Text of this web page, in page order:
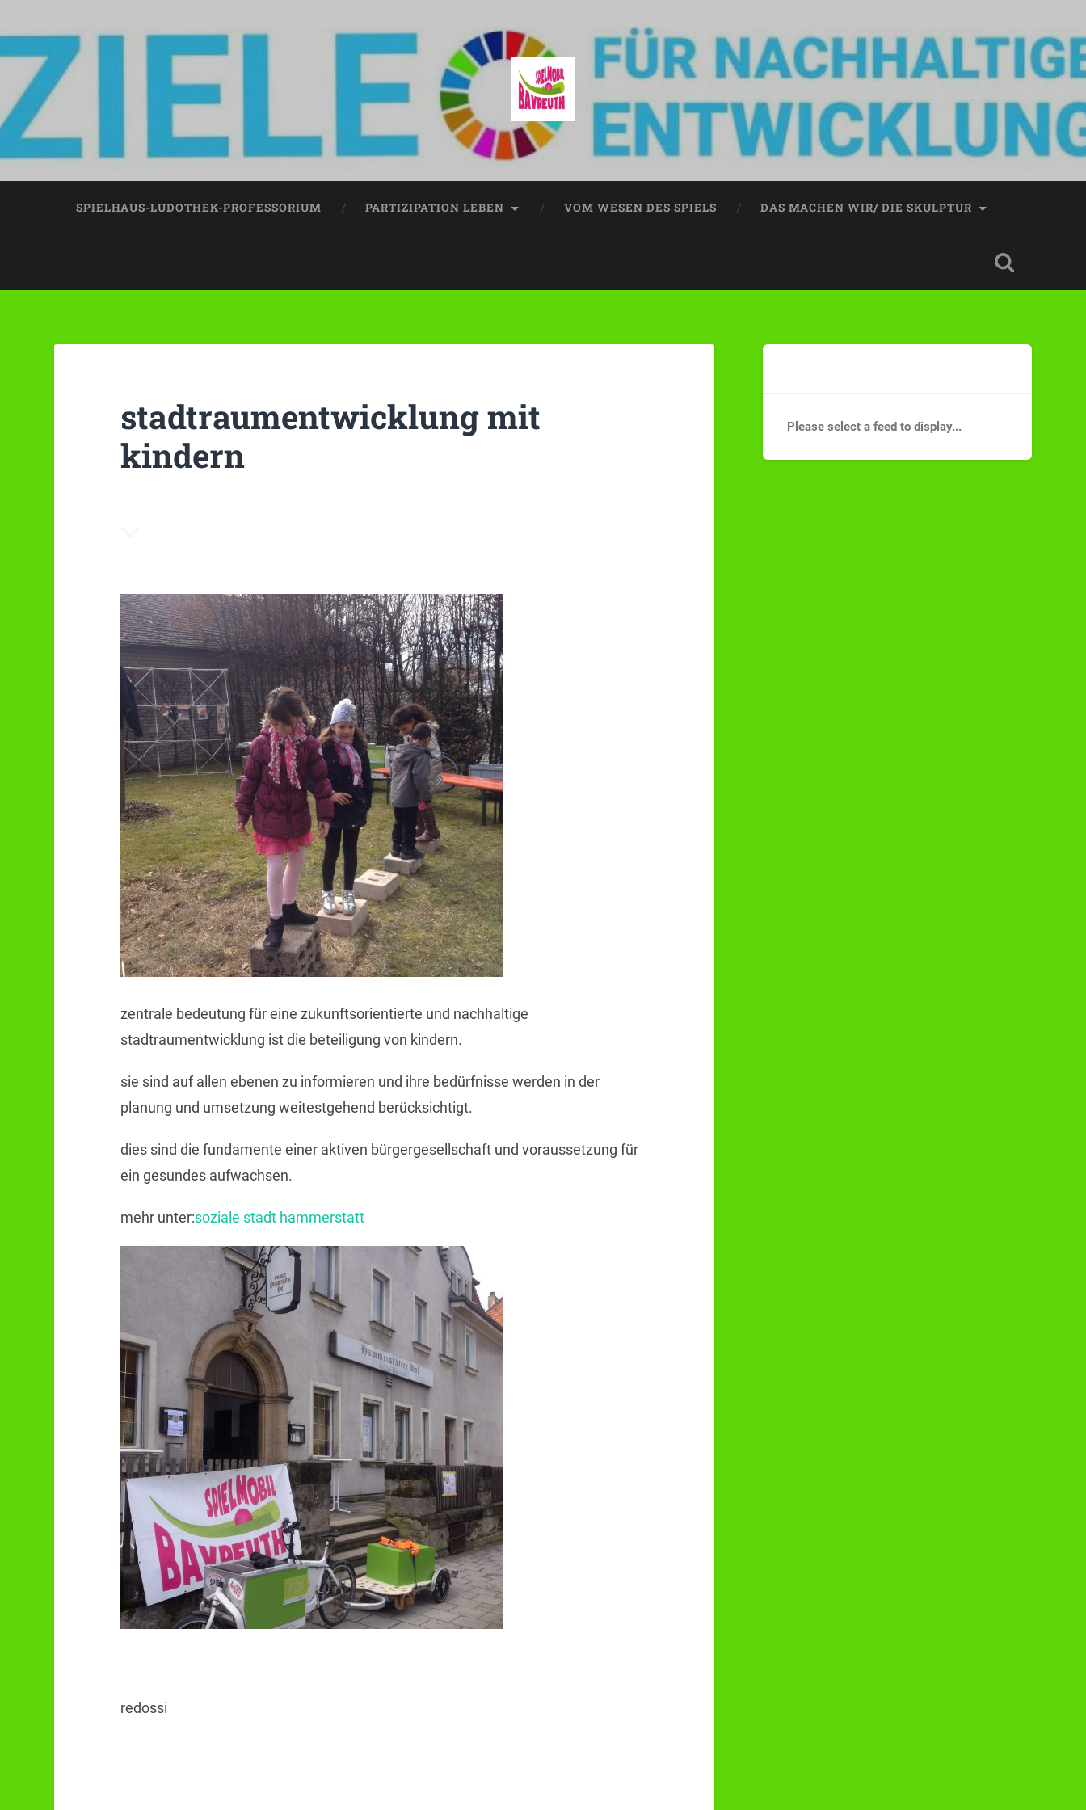
SPIELHAUS-LUDOTHEK-PROFESSORIUM PARTIZIPATION LEBEN VOM WESEN DES SPIELS DAS MACHEN WIR/ DIE SKULPTUR
stadtraumentwicklung mit
kindern
zentrale bedeutung für eine zukunftsorientierte und nachhaltige
stadtraumentwicklung ist die beteiligung von kindern.
sie sind auf allen ebenen zu informieren und ihre bedürfnisse werden in der
planung und umsetzung weitestgehend berücksichtigt.
dies sind die fundamente einer aktiven bürgergesellschaft und voraussetzung für
ein gesundes aufwachsen.
mehr unter:soziale stadt hammerstatt
redossi
Please select a feed to display...